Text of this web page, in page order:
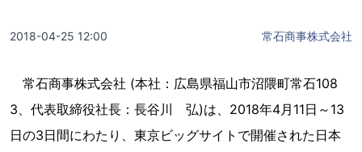
2018-04-25 12:00 常石商事株式会社
常石商事株式会社 (本社：広島県福山市沼隈町常石108
3、代表取締役社長：長谷川 弘)は、2018年4月11日～13
日の3日間にわたり、東京ビッグサイトで開催された日本